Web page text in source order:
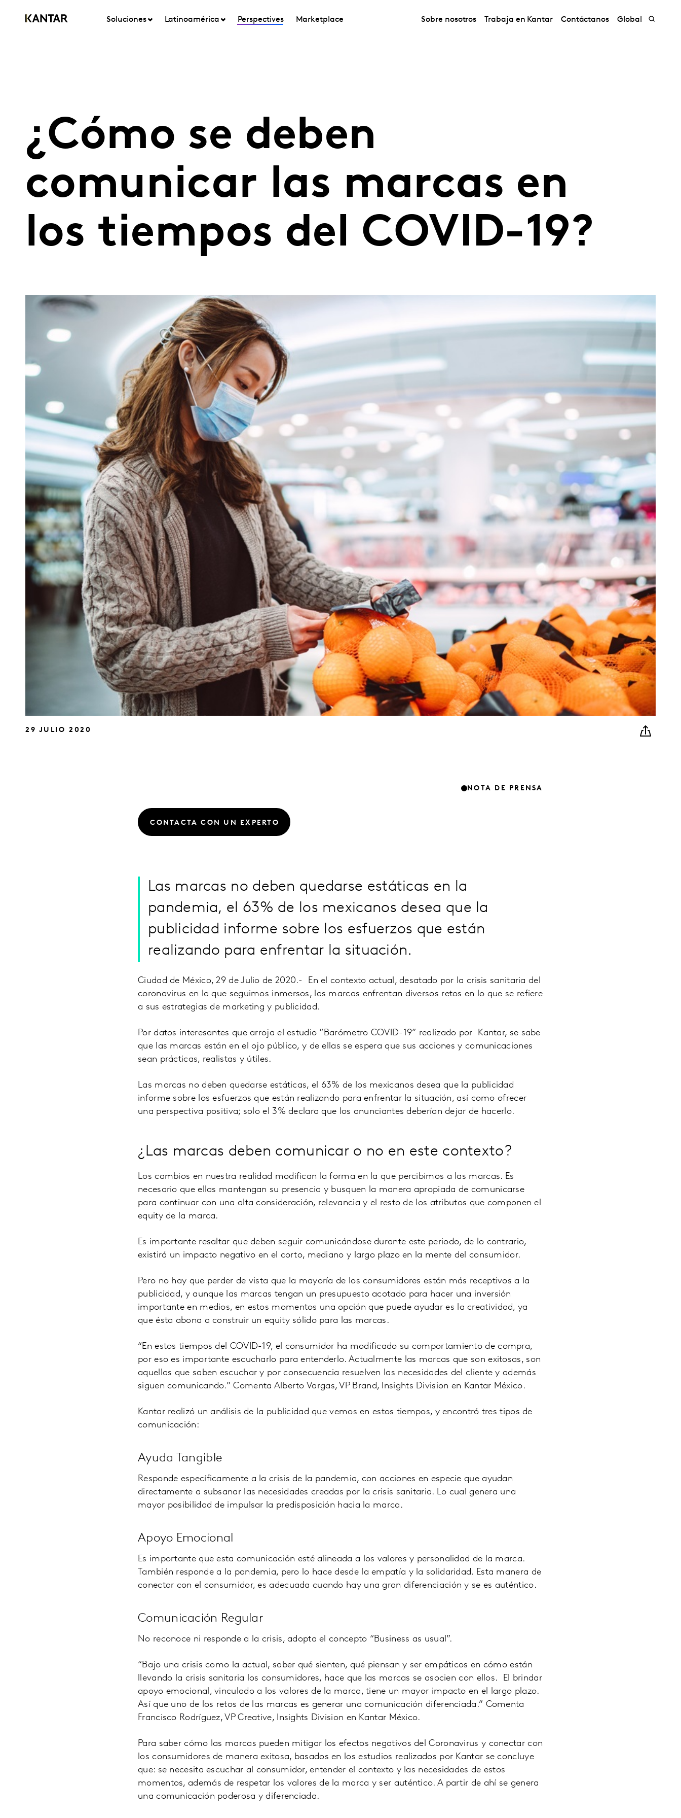
Soluciones Latinoamérica Perspectives Marketplace Sobre nosotros Trabaja en Kantar Contáctanos Global
¿Cómo se deben
comunicar las marcas en
los tiempos del COVID-19?
29 JULIO 2020
NOTA DE PRENSA
CONTACTA CON UN EXPERTO
Las marcas no deben quedarse estáticas en la
pandemia, el 63% de los mexicanos desea que la
publicidad informe sobre los esfuerzos que están
realizando para enfrentar la situación.
Ciudad de México, 29 de Julio de 2020.- En el contexto actual, desatado por la crisis sanitaria del
coronavirus en la que seguimos inmersos, las marcas enfrentan diversos retos en lo que se refiere
a sus estrategias de marketing y publicidad.
Por datos interesantes que arroja el estudio “Barómetro COVID-19” realizado por Kantar, se sabe
que las marcas están en el ojo público, y de ellas se espera que sus acciones y comunicaciones
sean prácticas, realistas y útiles.
Las marcas no deben quedarse estáticas, el 63% de los mexicanos desea que la publicidad
informe sobre los esfuerzos que están realizando para enfrentar la situación, así como ofrecer
una perspectiva positiva; solo el 3% declara que los anunciantes deberían dejar de hacerlo.
¿Las marcas deben comunicar o no en este contexto?
Los cambios en nuestra realidad modifican la forma en la que percibimos a las marcas. Es
necesario que ellas mantengan su presencia y busquen la manera apropiada de comunicarse
para continuar con una alta consideración, relevancia y el resto de los atributos que componen el
equity de la marca.
Es importante resaltar que deben seguir comunicándose durante este periodo, de lo contrario,
existirá un impacto negativo en el corto, mediano y largo plazo en la mente del consumidor.
Pero no hay que perder de vista que la mayoría de los consumidores están más receptivos a la
publicidad, y aunque las marcas tengan un presupuesto acotado para hacer una inversión
importante en medios, en estos momentos una opción que puede ayudar es la creatividad, ya
que ésta abona a construir un equity sólido para las marcas.
“En estos tiempos del COVID-19, el consumidor ha modificado su comportamiento de compra,
por eso es importante escucharlo para entenderlo. Actualmente las marcas que son exitosas, son
aquellas que saben escuchar y por consecuencia resuelven las necesidades del cliente y además
siguen comunicando.” Comenta Alberto Vargas, VP Brand, Insights Division en Kantar México.
Kantar realizó un análisis de la publicidad que vemos en estos tiempos, y encontró tres tipos de
comunicación:
Ayuda Tangible
Responde específicamente a la crisis de la pandemia, con acciones en especie que ayudan
directamente a subsanar las necesidades creadas por la crisis sanitaria. Lo cual genera una
mayor posibilidad de impulsar la predisposición hacia la marca.
Apoyo Emocional
Es importante que esta comunicación esté alineada a los valores y personalidad de la marca.
También responde a la pandemia, pero lo hace desde la empatía y la solidaridad. Esta manera de
conectar con el consumidor, es adecuada cuando hay una gran diferenciación y se es auténtico.
Comunicación Regular
No reconoce ni responde a la crisis, adopta el concepto “Business as usual”.
“Bajo una crisis como la actual, saber qué sienten, qué piensan y ser empáticos en cómo están
llevando la crisis sanitaria los consumidores, hace que las marcas se asocien con ellos. El brindar
apoyo emocional, vinculado a los valores de la marca, tiene un mayor impacto en el largo plazo.
Así que uno de los retos de las marcas es generar una comunicación diferenciada.” Comenta
Francisco Rodríguez, VP Creative, Insights Division en Kantar México.
Para saber cómo las marcas pueden mitigar los efectos negativos del Coronavirus y conectar con
los consumidores de manera exitosa, basados en los estudios realizados por Kantar se concluye
que: se necesita escuchar al consumidor, entender el contexto y las necesidades de estos
momentos, además de respetar los valores de la marca y ser auténtico. A partir de ahí se genera
una comunicación poderosa y diferenciada.